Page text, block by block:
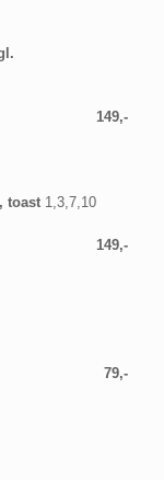
149,-
toast 1,3,7,10
149,-
79,-